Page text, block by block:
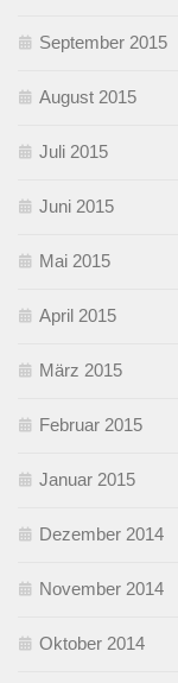
September 2015
August 2015
Juli 2015
Juni 2015
Mai 2015
April 2015
März 2015
Februar 2015
Januar 2015
Dezember 2014
November 2014
Oktober 2014